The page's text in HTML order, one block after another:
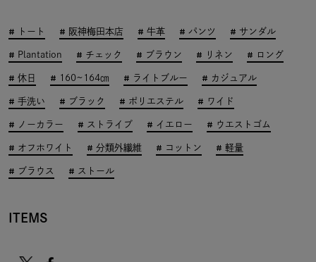
トート 阪神梅田本店 牛革 パンツ サンダル
Plantation チェック ブラウン リネン ロング
休日 160~164㎝ ライトブルー カジュアル
手洗い ブラック ポリエステル ワイド
ノーカラー ストライプ イエロー ウエストゴム
オフホワイト 分類外繊維 コットン 軽量
ブラウス ストール
ITEMS